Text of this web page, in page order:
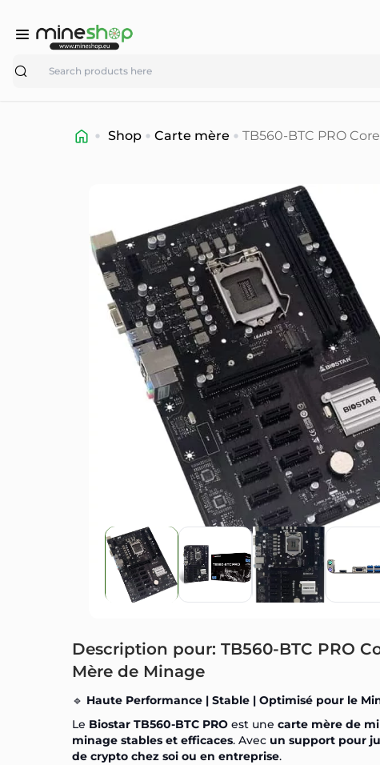
Search
Shop Carte mère TB560-BTC PRO
Description pour: TB560-BTC PRO
Mère de Minage
🔹 Haute Performance | Stable | Optimisé pour le
Le Biostar TB560-BTC PRO est une carte mère de
minage stables et efficaces. Avec un support pour
de crypto chez soi ou en entreprise.